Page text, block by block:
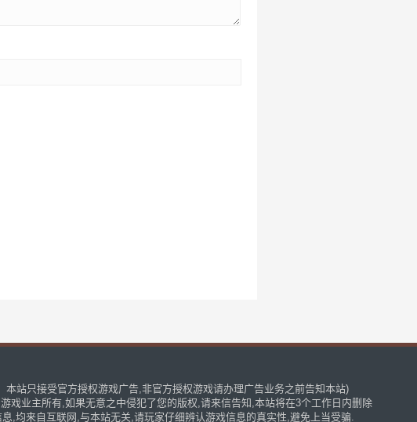
站只接受官方授权游戏广告,非官方授权游戏请办理广告业务之前告知本站)
戏业主所有,如果无意之中侵犯了您的版权,请来信告知,本站将在3个工作日内删除
,均来自互联网,与本站无关,请玩家仔细辨认游戏信息的真实性,避免上当受骗.